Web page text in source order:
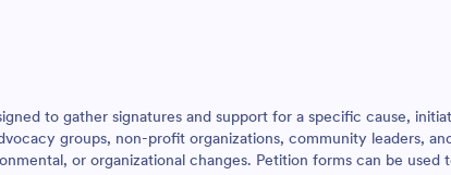
w kilka minut w naszym
Kreatorze Formularzy. Bez
kodu, możesz z łatwością dodać
to gather signatures and support for a specific cause,
groups, non-profit organizations, community leaders,
or organizational changes. Petition forms can be used